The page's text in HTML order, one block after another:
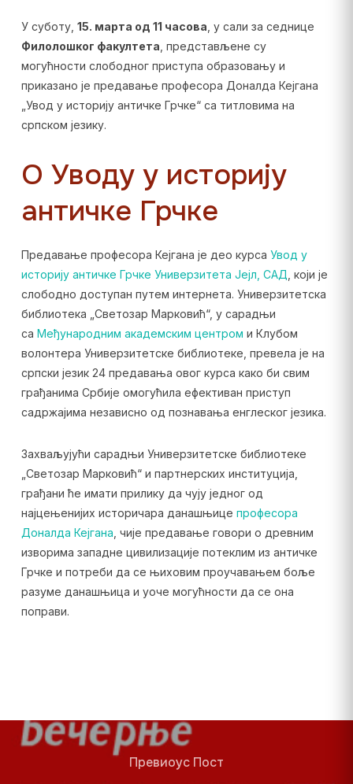
У суботу, 15. марта од 11 часова , у сали за седнице
Филолошког факултета , представљене су
могућности слободног приступа образовању и
приказано је предавање професора Доналда Кејгана
„Увод у историју античке Грчке“ са титловима на
српском језику.
О Уводу у историју
античке Грчке
Предавање професора Кејгана је део курса Увод у
историју античке Грчке Универзитета Јејл, САД , који је
слободно доступан путем интернета. Универзитетска
библиотека „Светозар Марковић“, у сарадњи
са Међународним академским центром и Клубом
волонтера Универзитетске библиотеке, превела је на
српски језик 24 предавања овог курса како би свим
грађанима Србије омогућила ефективан приступ
садржајима независно од познавања енглеског језика.
Захваљујући сарадњи Универзитетске библиотеке
„Светозар Марковић“ и партнерских институција,
грађани ће имати прилику да чују једног од
најцењенијих историчара данашњице професора
Доналда Кејгана , чије предавање говори о древним
изворима западне цивилизације потеклим из античке
Грчке и потреби да се њиховим проучавањем боље
разуме данашњица и уоче могућности да се она
поправи.
Превиоус Пост